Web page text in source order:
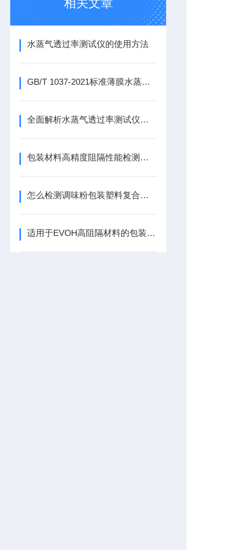
相关文章
水蒸气透过率测试仪的使用方法
GB/T 1037-2021标准薄膜水蒸气透过率测试仪
全面解析水蒸气透过率测试仪的优点
包装材料高精度阻隔性能检测仪器应怎么选择
怎么检测调味粉包装塑料复合膜的防潮性能
适用于EVOH高阻隔材料的包装检测仪器-水蒸气透过率测试仪